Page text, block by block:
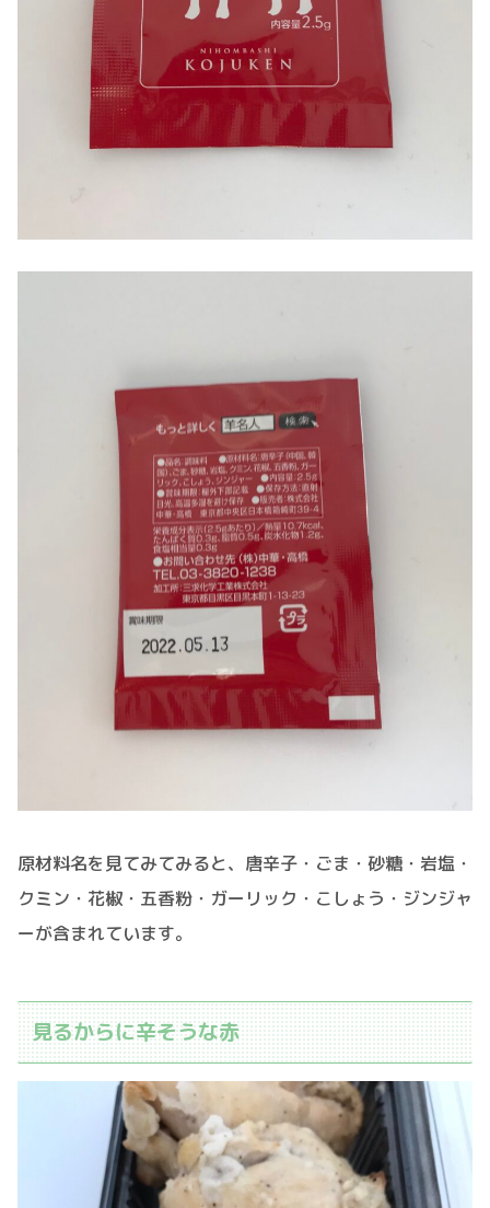
原材料名を見てみてみると、唐辛子・ごま・砂糖・岩塩・
クミン・花椒・五香粉・ガーリック・こしょう・ジンジャ
ーが含まれています。
見るからに辛そうな赤